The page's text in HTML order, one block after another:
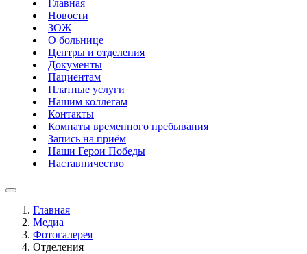
Главная
Новости
ЗОЖ
О больнице
Центры и отделения
Документы
Пациентам
Платные услуги
Нашим коллегам
Контакты
Комнаты временного пребывания
Запись на приём
Наши Герои Победы
Наставничество
Главная
Медиа
Фотогалерея
Отделения